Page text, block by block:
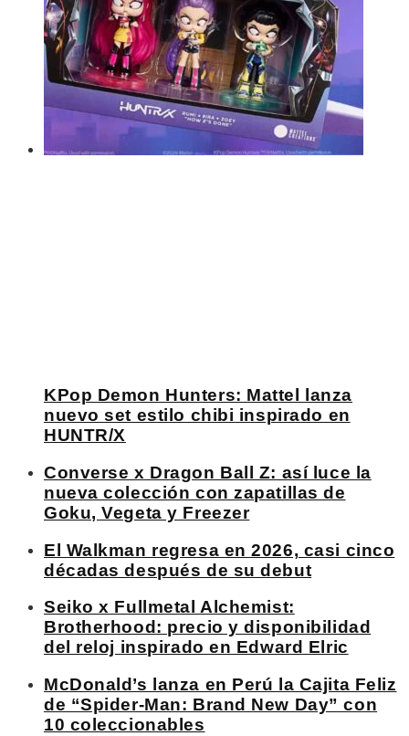
KPop Demon Hunters: Mattel lanza
nuevo set estilo chibi inspirado en
HUNTR/X
Converse x Dragon Ball Z: así luce la
nueva colección con zapatillas de
Goku, Vegeta y Freezer
El Walkman regresa en 2026, casi cinco
décadas después de su debut
Seiko x Fullmetal Alchemist:
Brotherhood: precio y disponibilidad
del reloj inspirado en Edward Elric
McDonald’s lanza en Perú la Cajita Feliz
de “Spider-Man: Brand New Day” con
10 coleccionables